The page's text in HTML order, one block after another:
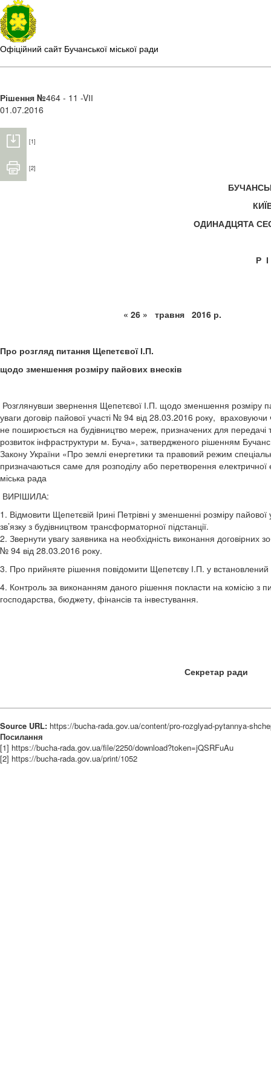
Офіційний сайт Бучанської міської ради
Рішення №464 - 11 -VІІ
01.07.2016
[1]
[2]
ОДИНАДЦЯТА
Р
« 26 » травня
Про розгляд питання Щепетєвої І.П.
щодо зменшення розміру пайових внесків
Розглянувши звернення Щепетєвої І.П. щодо зменшення розміру
уваги договір пайової участі № 94 від 28.03.2016 року, враховуючи
не поширюється на будівництво мереж, призначених для передачі
розвиток інфраструктури м. Буча», затвердженого рішенням
Закону України «Про землі енергетики та правовий режим
призначаються саме для розподілу або перетворення
міська рада
ВИРІШИЛА:
1. Відмовити Щепетєвій Ірині Петрівні у зменшенні розміру
зв’язку з будівництвом трансформаторної підстанції.
2. Звернути увагу заявника на необхідність виконання договірних
№ 94 від 28.03.2016 року.
3. Про прийняте рішення повідомити Щепетєву І.П. у
4. Контроль за виконанням даного рішення покласти на комісію з
господарства, бюджету, фінансів та інвестування.
Секретар
Source URL: https://bucha-rada.gov.ua/content/pro-rozglyad-pytannya-
Посилання
[1] https://bucha-rada.gov.ua/file/2250/download?token=jQSRFuAu
[2] https://bucha-rada.gov.ua/print/1052